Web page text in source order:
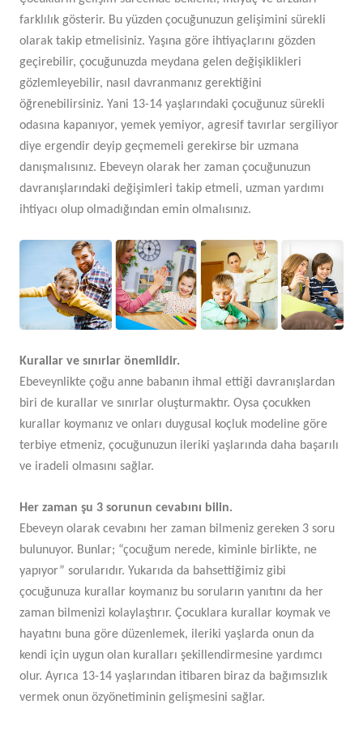
farklılık gösterir. Bu yüzden çocuğunuzun gelişimini sürekli
olarak takip etmelisiniz. Yaşına göre ihtiyaçlarını gözden
geçirebilir, çocuğunuzda meydana gelen değişiklikleri
gözlemleyebilir, nasıl davranmanız gerektiğini
öğrenebilirsiniz. Yani 13-14 yaşlarındaki çocuğunuz sürekli
odasına kapanıyor, yemek yemiyor, agresif tavırlar sergiliyor
diye ergendir deyip geçmemeli gerekirse bir uzmana
danışmalısınız. Ebeveyn olarak her zaman çocuğunuzun
davranışlarındaki değişimleri takip etmeli, uzman yardımı
ihtiyacı olup olmadığından emin olmalısınız.
Kurallar ve sınırlar önemlidir.
Ebeveynlikte çoğu anne babanın ihmal ettiği davranışlardan
biri de kurallar ve sınırlar oluşturmaktır. Oysa çocukken
kurallar koymanız ve onları duygusal koçluk modeline göre
terbiye etmeniz, çocuğunuzun ileriki yaşlarında daha başarılı
ve iradeli olmasını sağlar.
Her zaman şu 3 sorunun cevabını bilin.
Ebeveyn olarak cevabını her zaman bilmeniz gereken 3 soru
bulunuyor. Bunlar; “çocuğum nerede, kiminle birlikte, ne
yapıyor” sorularıdır. Yukarıda da bahsettiğimiz gibi
çocuğunuza kurallar koymanız bu soruların yanıtını da her
zaman bilmenizi kolaylaştırır. Çocuklara kurallar koymak ve
hayatını buna göre düzenlemek, ileriki yaşlarda onun da
kendi için uygun olan kuralları şekillendirmesine yardımcı
olur. Ayrıca 13-14 yaşlarından itibaren biraz da bağımsızlık
vermek onun özyönetiminin gelişmesini sağlar.